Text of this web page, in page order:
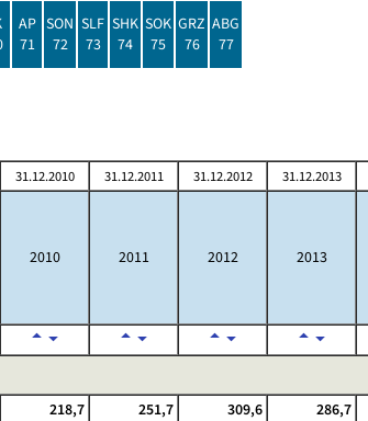
AP
71
SON
72
SLF
73
SHK
74
SOK
75
GRZ
76
ABG
77
31.12.2010 31.12.2011 31.12.2012 31.12.2013
2010 2011 2012 2013
218,7 251,7 309,6 286,7